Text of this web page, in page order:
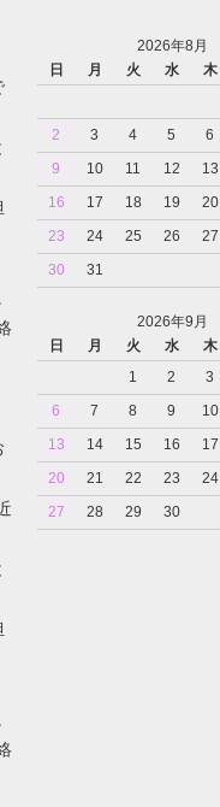
2026年8月
日
月 火 水 木
2
3 4 5 6
9
10 11 12 13
16
17 18 19 20
23
24 25 26 27
30
31
2026年9月
日
月 火 水 木
1
2 3
6
7 8 9 10
13
14 15 16 17
20
21 22 23 24
27
28 29 30